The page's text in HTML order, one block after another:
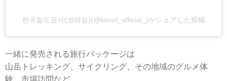
한국철도공사(코레일)(@korail_official_)がシェアした投稿
一緒に発売される旅行パッケージは
山岳トレッキング、サイクリング、その地域のグルメ体